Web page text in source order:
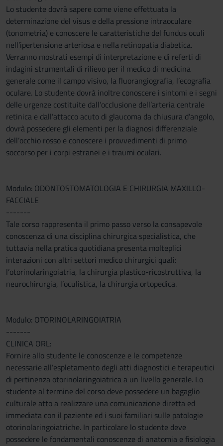
Lo studente dovrà sapere come viene effettuata la
determinazione del visus e della pressione intraoculare
(tonometria) e conoscere le caratteristiche del fundus oculi
nell’ipertensione arteriosa e nella retinopatia diabetica.
Verranno mostrati esempi di interpretazione e di referti di
indagini strumentali di rilievo per il medico di medicina
generale come il campo visivo, la fluorangiografia, l’ecografia
oculare. Lo studente dovrà inoltre conoscere i sintomi e i segni
delle urgenze costituite dall’occlusione dell’arteria centrale
retinica e dall’attacco acuto di glaucoma da chiusura d’angolo,
dovrà possedere gli elementi per la diagnosi differenziale
dell’occhio rosso e conoscere i provvedimenti di primo
soccorso per i corpi estranei e i traumi oculari.
Modulo: ODONTOSTOMATOLOGIA E CHIRURGIA MAXILLO-
FACCIALE
-------
Tale corso rappresenta il primo passo verso la consapevole
conoscenza di una disciplina chirurgica specialistica, che
tuttavia nella pratica quotidiana presenta molteplici
interazioni con altri settori medico chirurgici quali:
l’otorinolaringoiatria, la chirurgia plastico-ricostruttiva, la
neurochirurgia, l’oculistica, la chirurgia ortopedica.
Modulo: OTORINOLARINGOIATRIA
-------
CLINICA ORL:
Fornire allo studente le conoscenze e le competenze
necessarie all’espletamento degli atti diagnostici e terapeutici
di pertinenza otorinolaringoiatrica a un livello generale. Lo
studente al termine del corso deve possedere un bagaglio
culturale atto a realizzare una comunicazione diretta ed
immediata con il paziente ed i suoi familiari sulle patologie
otorinolaringoiatriche. In particolare lo studente deve
possedere le fondamentali conoscenze di anatomia e fisiologia